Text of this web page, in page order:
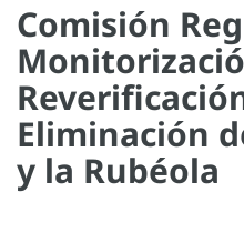
Comisión
Eliminación
y la Rubéola